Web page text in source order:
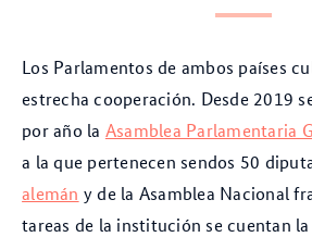
Los Parlamentos de ambos países
estrecha cooperación. Desde 2019
por año la Asamblea Parlamentaria
a la que pertenecen sendos 50
alemán y de la Asamblea Nacional
tareas de la institución se cuentan